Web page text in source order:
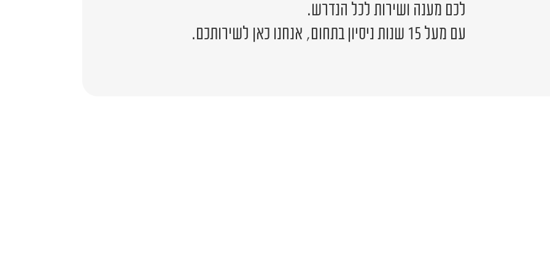
לכם מענה ושירות לכל הנדרש.
עם מעל 15 שנות ניסיון בתחום, אנחנו כאן לשירותכם.